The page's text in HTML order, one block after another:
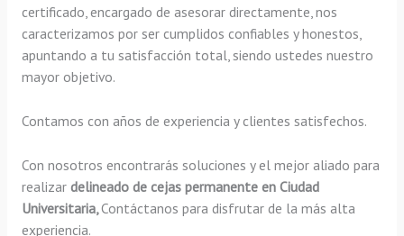
certificado, encargado de asesorar directamente, nos
caracterizamos por ser cumplidos confiables y honestos,
apuntando a tu satisfacción total, siendo ustedes nuestro
mayor objetivo.
Contamos con años de experiencia y clientes satisfechos.
Con nosotros encontrarás soluciones y el mejor aliado para
realizar delineado de cejas permanente en Ciudad
Universitaria,Contáctanos para disfrutar de la más alta
experiencia.